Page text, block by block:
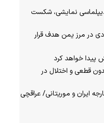
نمایشی، شکست
در مرز یمن هدف قرار
پیدا خواهد کرد
قطعی و اختلال در
ایران و موریتانی/ عراقچی